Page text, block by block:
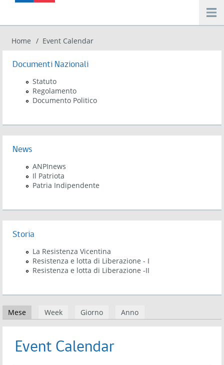
Salta al contenuto principale
Tu sei qui
Home Event Calendar
Documenti Nazionali
Statuto
Regolamento
Documento Politico
News
ANPInews
Il Patriota
Patria Indipendente
Storia
La Resistenza Vicentina
Resistenza e lotta di Liberazione - I
Resistenza e lotta di Liberazione -II
Schede primarie
Mese (scheda attiva)
Week Giorno Anno
Event Calendar